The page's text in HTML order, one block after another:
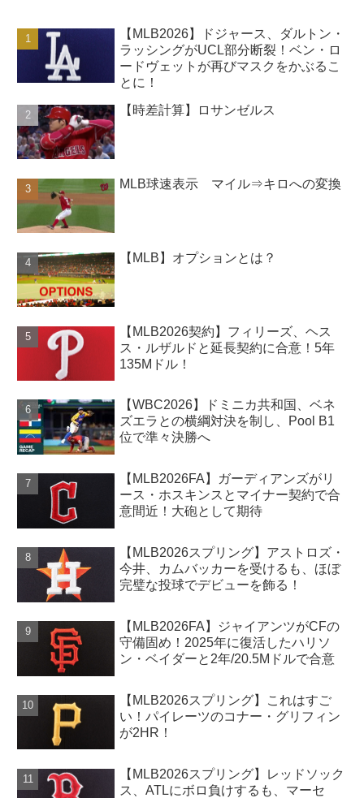
【MLB2026】ドジャース、ダルトン・
ラッシングがUCL部分断裂！ベン・ロ
ードヴェットが再びマスクをかぶるこ
とに！
【時差計算】ロサンゼルス
MLB球速表示 マイル⇒キロへの変換
【MLB】オプションとは？
【MLB2026契約】フィリーズ、ヘス
ス・ルザルドと延長契約に合意！5年
135Mドル！
【WBC2026】ドミニカ共和国、ベネ
ズエラとの横綱対決を制し、Pool B1
位で準々決勝へ
【MLB2026FA】ガーディアンズがリ
ース・ホスキンスとマイナー契約で合
意間近！大砲として期待
【MLB2026スプリング】アストロズ・
今井、カムバッカーを受けるも、ほぼ
完璧な投球でデビューを飾る！
【MLB2026FA】ジャイアンツがCFの
守備固め！2025年に復活したハリソ
ン・ベイダーと2年/20.5Mドルで合意
【MLB2026スプリング】これはすご
い！パイレーツのコナー・グリフィン
が2HR！
【MLB2026スプリング】レッドソック
ス、ATLにボロ負けするも、マーセ